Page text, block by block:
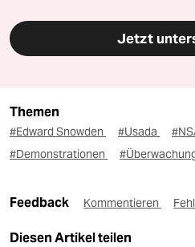
Jetzt
Themen
#Edward Snowden #Usada
#Demonstrationen
Feedback Kommentieren
Diesen Artikel teilen